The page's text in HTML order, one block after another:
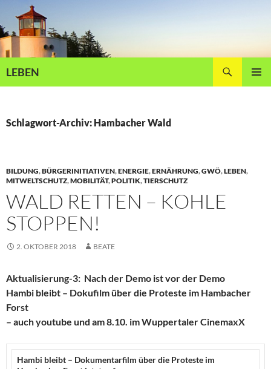
Inhalt
springen
LEBEN
Schlagwort-Archiv: Hambacher Wald
BILDUNG,BÜRGERINITIATIVEN,ENERGIE,ERNÄHRUNG,GWÖ,LEBEN,
MITWELTSCHUTZ,MOBILITÄT,POLITIK,TIERSCHUTZ
WALD RETTEN – KOHLE
STOPPEN!
2. OKTOBER 2018 BEATE
Aktualisierung-3: Nach der Demo ist vor der Demo
Hambi bleibt – Dokufilm über die Proteste im Hambacher
Forst
– auch youtube und am 8.10. im Wuppertaler CinemaxX
Hambi bleibt – Dokumentarfilm über die Proteste im